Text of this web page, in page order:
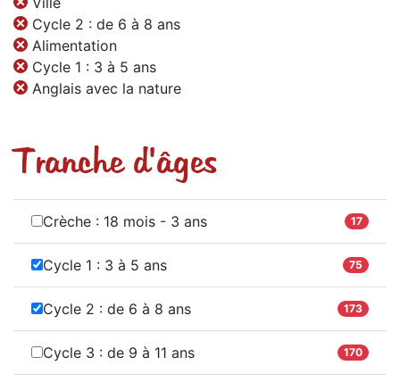
Cycle 2 : de 6 à 8 ans
Alimentation
Cycle 1 : 3 à 5 ans
Anglais avec la nature
Tranche d'âges
Crèche : 18 mois - 3 ans 17
Cycle 1 : 3 à 5 ans 75
Cycle 2 : de 6 à 8 ans 173
Cycle 3 : de 9 à 11 ans 170